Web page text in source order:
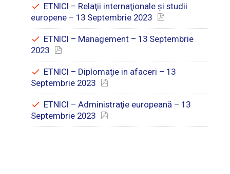
ETNICI – Relaţii internaţionale şi studii
europene – 13 Septembrie 2023
ETNICI – Management – 13 Septembrie
2023
ETNICI – Diplomaţie in afaceri – 13
Septembrie 2023
ETNICI – Administraţie europeană – 13
Septembrie 2023